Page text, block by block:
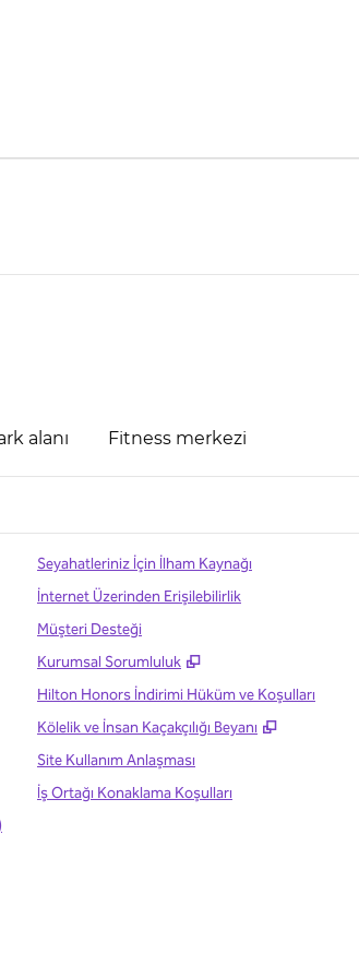
alanı Fitness merkezi
Seyahatleriniz İçin İlham Kaynağı
İnternet Üzerinden Erişilebilirlik
Müşteri Desteği
Kurumsal Sorumluluk
,
Hilton Honors İndirimi Hüküm ve Koşulları
Kölelik ve İnsan Kaçakçılığı Beyanı
,
Site Kullanım Anlaşması
İş Ortağı Konaklama Koşulları